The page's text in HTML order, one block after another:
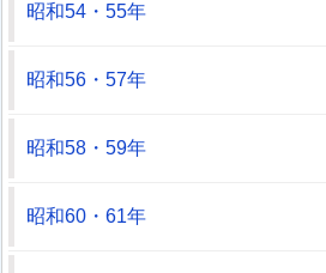
昭和54・55年
昭和56・57年
昭和58・59年
昭和60・61年